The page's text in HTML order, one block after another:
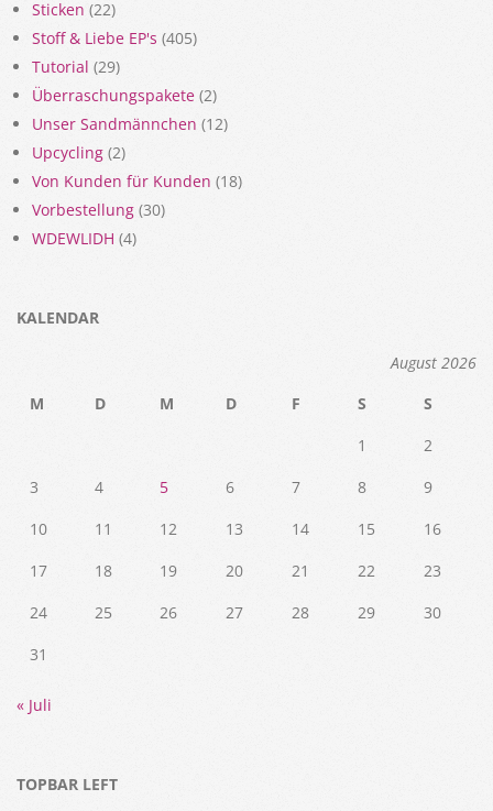
Sticken (22)
Stoff & Liebe EP's (405)
Tutorial (29)
Überraschungspakete (2)
Unser Sandmännchen (12)
Upcycling (2)
Von Kunden für Kunden (18)
Vorbestellung (30)
WDEWLIDH (4)
KALENDAR
August 2026
M
D M D F S
S
1
2
3
4 5 6 7 8
9
10
11 12 13 14 15
16
17
18 19 20 21 22
23
24
25 26 27 28 29
30
31
« Juli
TOPBAR LEFT